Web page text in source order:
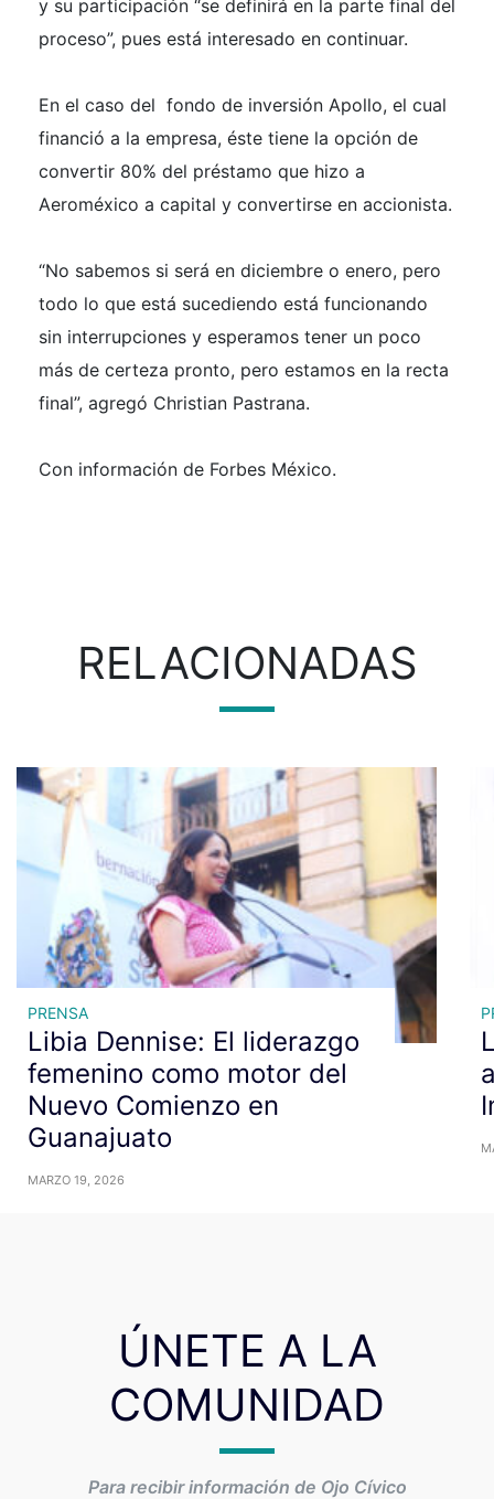
y su participación “se definirá en la parte final del
proceso”, pues está interesado en continuar.
En el caso del fondo de inversión Apollo, el cual
financió a la empresa, éste tiene la opción de
convertir 80% del préstamo que hizo a
Aeroméxico a capital y convertirse en accionista.
“No sabemos si será en diciembre o enero, pero
todo lo que está sucediendo está funcionando
sin interrupciones y esperamos tener un poco
más de certeza pronto, pero estamos en la recta
final”, agregó Christian Pastrana.
Con información de Forbes México.
RELACIONADAS
PRENSA
Libia Dennise: El liderazgo
femenino como motor del
Nuevo Comienzo en
Guanajuato
MARZO 19, 2026
ÚNETE A LA
COMUNIDAD
Para recibir información de Ojo Cívico